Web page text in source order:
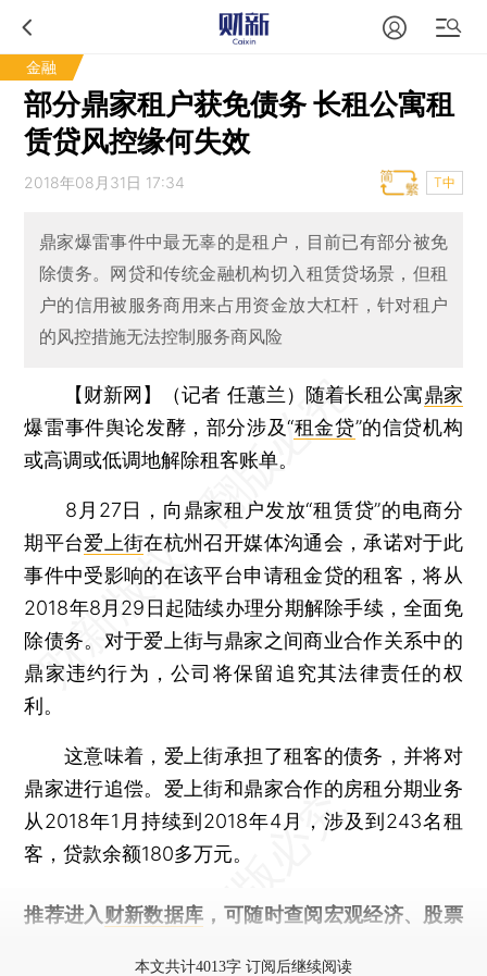
金融
部分鼎家租户获免债务 长租公寓租
赁贷风控缘何失效
2018年08月31日 17:34 T中
鼎家爆雷事件中最无辜的是租户，目前已有部分被免
除债务。网贷和传统金融机构切入租赁贷场景，但租
户的信用被服务商用来占用资金放大杠杆，针对租户
的风控措施无法控制服务商风险
【财新网】（记者 任蕙兰） 随着长租公寓鼎家
爆雷事件舆论发酵，部分涉及“租金贷”的信贷机构
或高调或低调地解除租客账单。
8月27日，向鼎家租户发放“租赁贷”的电商分
期平台爱上街在杭州召开媒体沟通会，承诺对于此
事件中受影响的在该平台申请租金贷的租客，将从
2018年8月29日起陆续办理分期解除手续，全面免
除债务。对于爱上街与鼎家之间商业合作关系中的
鼎家违约行为，公司将保留追究其法律责任的权
利。
这意味着，爱上街承担了租客的债务，并将对
鼎家进行追偿。爱上街和鼎家合作的房租分期业务
从2018年1月持续到2018年4月，涉及到243名租
客，贷款余额180多万元。
推荐进入 财新数据库 ，可随时查阅宏观经济、股票
本文共计4013字 订阅后继续阅读